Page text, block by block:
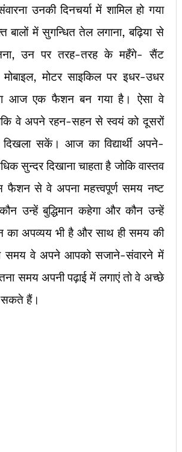
उनकी दिनचर्या में शामिल हो गया
बालों में सुगन्धित तेल लगाना, बढ़िया से
उन पर तरह-तरह के महँगे- सैंट
मोटर साइकिल पर इधर-उधर
आज एक फैशन बन गया है। ऐसा वे
वे अपने रहन-सहन से स्वयं को दूसरों
सकें। आज का विद्यार्थी अपने-
सुन्दर दिखाना चाहता है जोकि वास्तव
से वे अपना महत्त्वपूर्ण समय नष्ट
उन्हें बुद्धिमान कहेगा और कौन उन्हें
का अपव्यय भी है और साथ ही समय की
समय वे अपने आपको सजाने-संवारने में
समय अपनी पढ़ाई में लगाएं तो वे अच्छे
हैं।